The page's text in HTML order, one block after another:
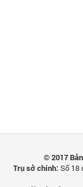
© 2017
Trụ sở chính: Số 18